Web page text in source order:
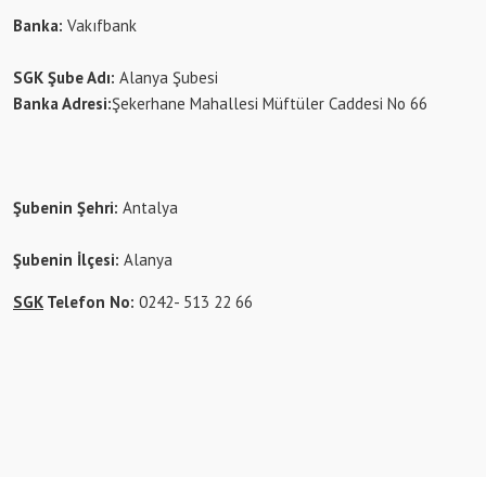
Banka: Vakıfbank
SGK Şube Adı: Alanya Şubesi
Banka Adresi:Şekerhane Mahallesi Müftüler Caddesi No 66
Şubenin Şehri: Antalya
Şubenin İlçesi: Alanya
SGK Telefon No: 0242- 513 22 66